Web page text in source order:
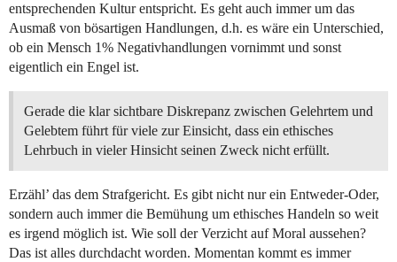
entsprechenden Kultur entspricht. Es geht auch immer um das
Ausmaß von bösartigen Handlungen, d.h. es wäre ein Unterschied,
ob ein Mensch 1% Negativhandlungen vornimmt und sonst
eigentlich ein Engel ist.
Gerade die klar sichtbare Diskrepanz zwischen Gelehrtem und
Gelebtem führt für viele zur Einsicht, dass ein ethisches
Lehrbuch in vieler Hinsicht seinen Zweck nicht erfüllt.
Erzähl’ das dem Strafgericht. Es gibt nicht nur ein Entweder-Oder,
sondern auch immer die Bemühung um ethisches Handeln so weit
es irgend möglich ist. Wie soll der Verzicht auf Moral aussehen?
Das ist alles durchdacht worden. Momentan kommt es immer